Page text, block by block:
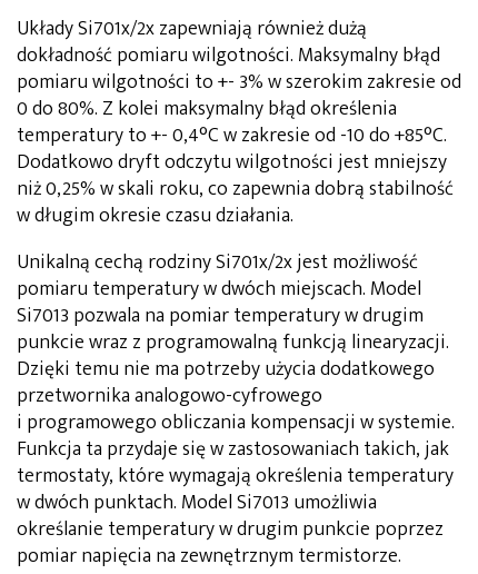
Układy Si701x/2x zapewniają również dużą
dokładność pomiaru wilgotności. Maksymalny błąd
pomiaru wilgotności to +- 3% w szerokim zakresie od
0 do 80%. Z kolei maksymalny błąd określenia
temperatury to +- 0,4°C w zakresie od -10 do +85°C.
Dodatkowo dryft odczytu wilgotności jest mniejszy
niż 0,25% w skali roku, co zapewnia dobrą stabilność
w długim okresie czasu działania.
Unikalną cechą rodziny Si701x/2x jest możliwość
pomiaru temperatury w dwóch miejscach. Model
Si7013 pozwala na pomiar temperatury w drugim
punkcie wraz z programowalną funkcją linearyzacji.
Dzięki temu nie ma potrzeby użycia dodatkowego
przetwornika analogowo-cyfrowego
i programowego obliczania kompensacji w systemie.
Funkcja ta przydaje się w zastosowaniach takich, jak
termostaty, które wymagają określenia temperatury
w dwóch punktach. Model Si7013 umożliwia
określanie temperatury w drugim punkcie poprzez
pomiar napięcia na zewnętrznym termistorze.